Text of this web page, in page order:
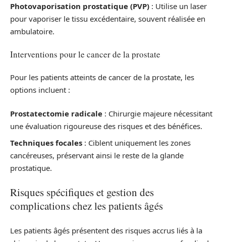
Photovaporisation prostatique (PVP) : Utilise un laser
pour vaporiser le tissu excédentaire, souvent réalisée en
ambulatoire.
Interventions pour le cancer de la prostate
Pour les patients atteints de cancer de la prostate, les
options incluent :
Prostatectomie radicale : Chirurgie majeure nécessitant
une évaluation rigoureuse des risques et des bénéfices.
Techniques focales : Ciblent uniquement les zones
cancéreuses, préservant ainsi le reste de la glande
prostatique.
Risques spécifiques et gestion des
complications chez les patients âgés
Les patients âgés présentent des risques accrus liés à la